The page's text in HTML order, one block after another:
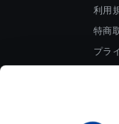
利用
特商
プラ